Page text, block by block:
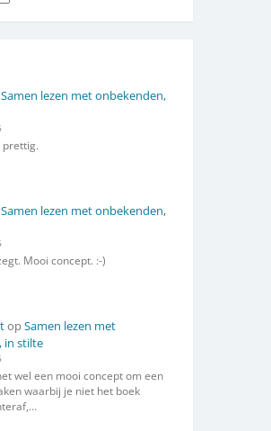
Samen lezen met onbekenden,
prettig.
Samen lezen met onbekenden,
Mooi concept. :-)
opSamen lezen met
in stilte
wel een mooi concept om een
waarbij je niet het boek